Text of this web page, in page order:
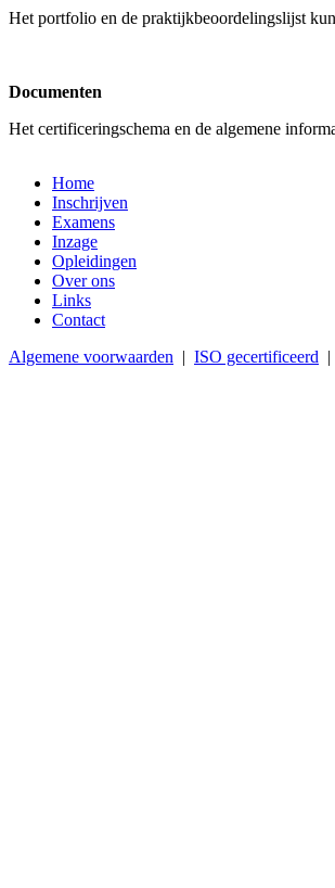
Het portfolio en de praktijkbeoordelingslijst
Documenten
Het certificeringschema en de algemene
Home
Inschrijven
Examens
Inzage
Opleidingen
Over ons
Links
Contact
Algemene voorwaarden | ISO gecertificeerd |